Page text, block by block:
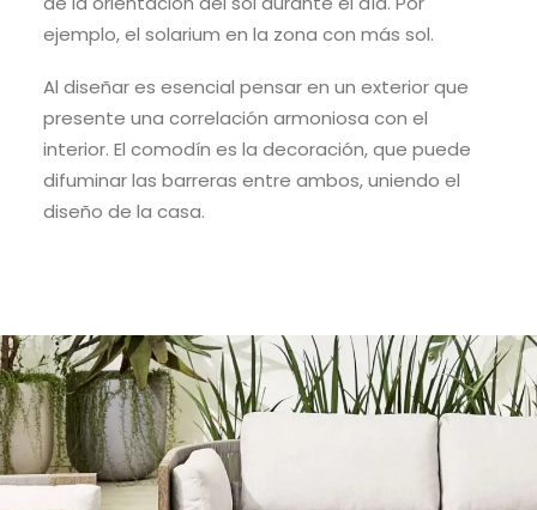
ejemplo, el solarium en la zona con más sol.
Al diseñar es esencial pensaren un exterior que
presente una correlación armoniosa con el
interior. El comodín es la decoración, que puede
difuminar las barreras entre ambos, uniendo el
diseño de la casa.